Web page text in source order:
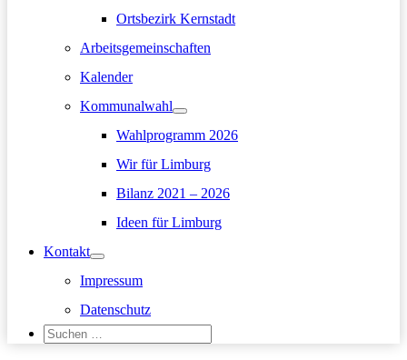
Ortsbezirk Kernstadt
Arbeitsgemeinschaften
Kalender
Kommunalwahl
Wahlprogramm 2026
Wir für Limburg
Bilanz 2021 – 2026
Ideen für Limburg
Kontakt
Impressum
Datenschutz
Suchen
nach: